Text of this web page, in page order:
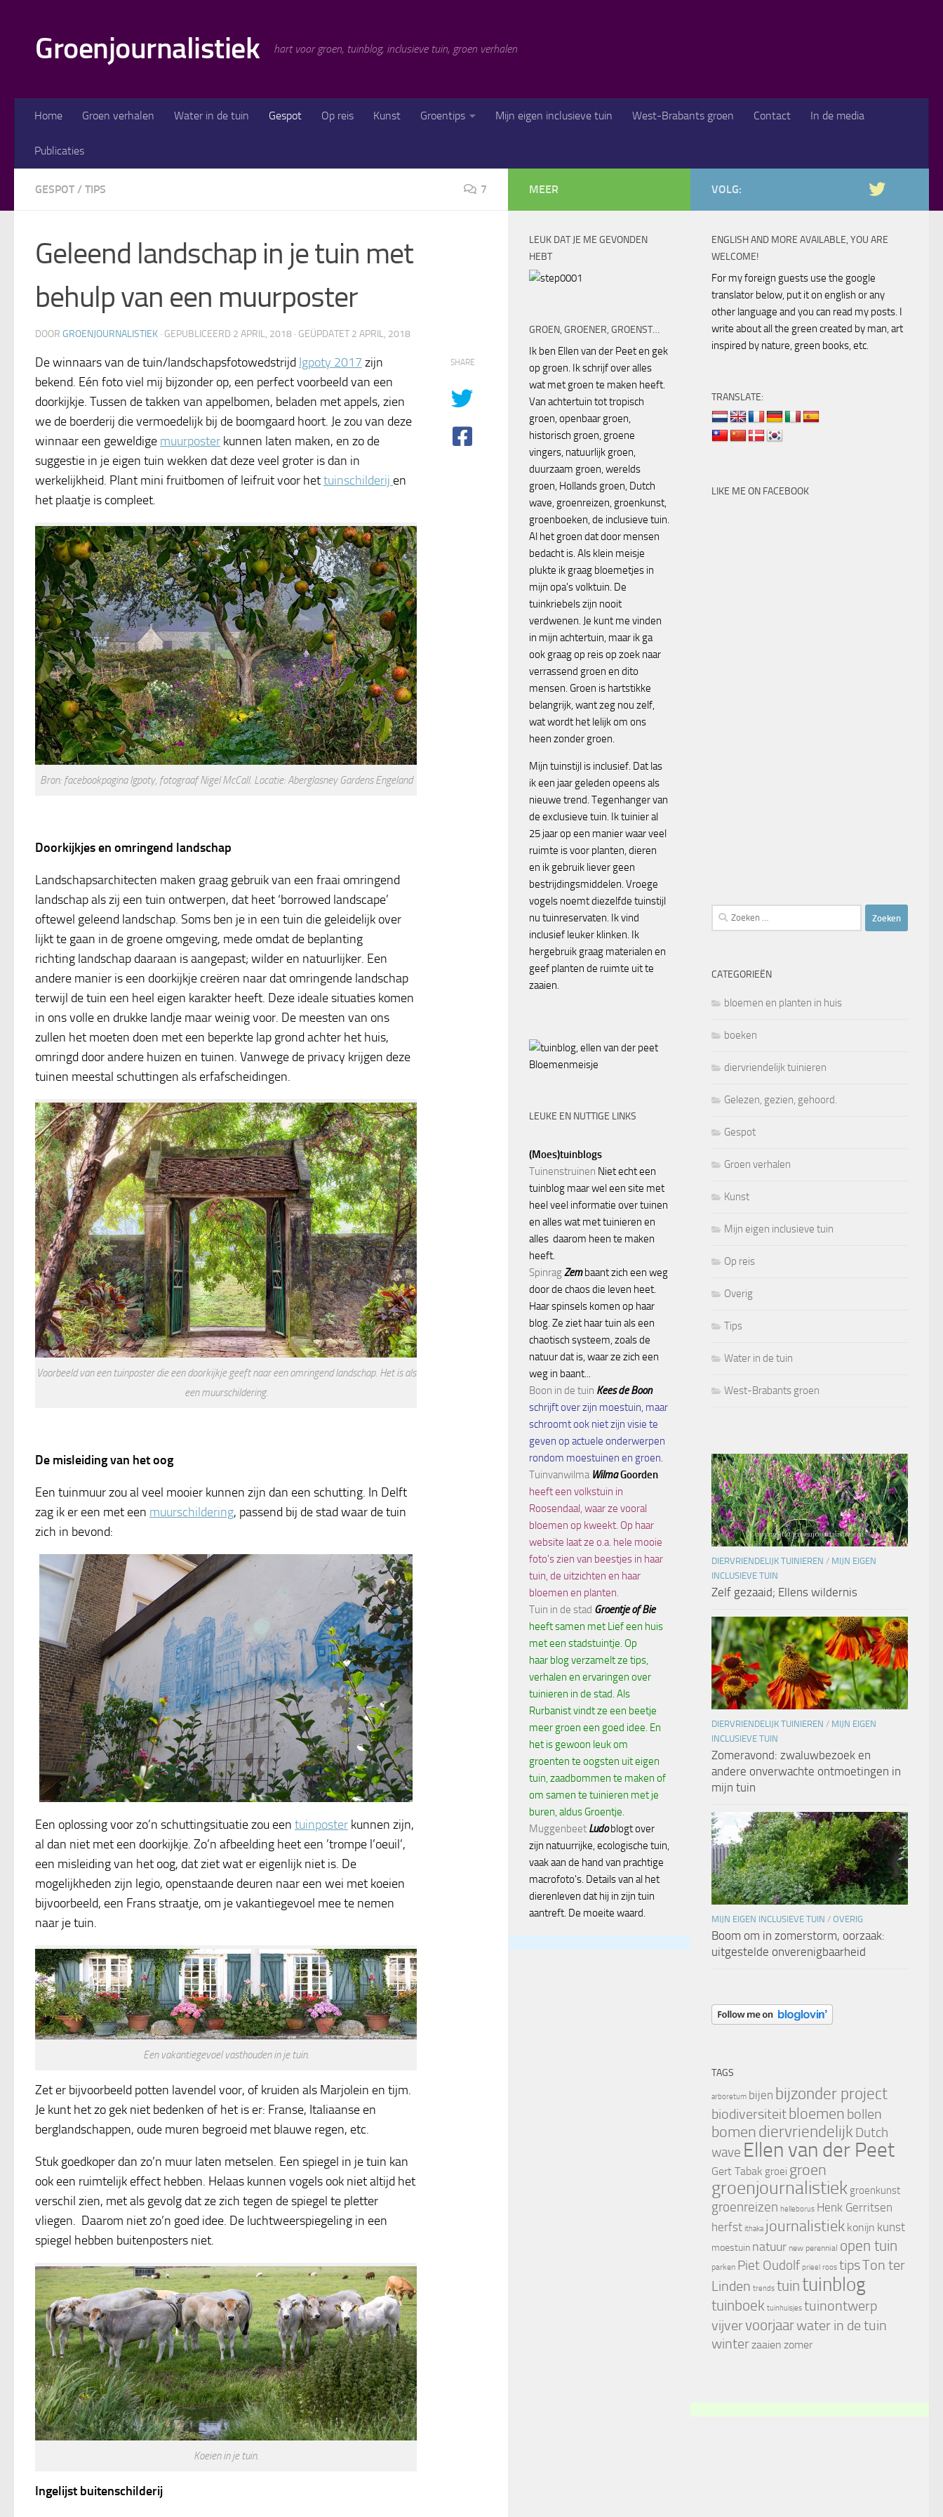
Groenjournalistiek hart voor groen, tuinblog, inclusieve tuin, groen verhalen
Home Groen verhalen Water in de tuin Gespot Op reis Kunst Groentips Mijn eigen inclusieve tuin West-Brabants groen Contact In de media
Publicaties
GESPOT / TIPS 7
Geleend landschap in je tuin met
behulp van een muurposter
DOOR GROENJOURNALISTIEK · GEPUBLICEERD 2 APRIL, 2018 · GEÜPDATET 2 APRIL, 2018
De winnaars van de tuin/landschapsfotowedstrijd Igpoty 2017 zijn
bekend. Eén foto viel mij bijzonder op, een perfect voorbeeld van een
doorkijkje. Tussen de takken van appelbomen, beladen met appels, zien
we de boerderij die vermoedelijk bij de boomgaard hoort. Je zou van deze
winnaar een geweldige muurposter kunnen laten maken, en zo de
suggestie in je eigen tuin wekken dat deze veel groter is dan in
werkelijkheid. Plant mini fruitbomen of leifruit voor hettuinschilderij en
het plaatje is compleet.
Bron: facebookpagina Igpoty, fotograaf Nigel McCall. Locatie: Aberglasney Gardens Engeland
Doorkijkjes en omringend landschap
Landschapsarchitecten maken graag gebruik van een fraai omringend
landschap als zij een tuin ontwerpen, dat heet ‘borrowed landscape’
oftewel geleend landschap. Soms ben je in een tuin die geleidelijk over
lijkt te gaan in de groene omgeving, mede omdat de beplanting
richting landschap daaraan is aangepast; wilder en natuurlijker. Een
andere manier is een doorkijkje creëren naar dat omringende landschap
terwijl de tuin een heel eigen karakter heeft. Deze ideale situaties komen
in ons volle en drukke landje maar weinig voor. De meesten van ons
zullen het moeten doen met een beperkte lap grond achter het huis,
omringd door andere huizen en tuinen. Vanwege de privacy krijgen deze
tuinen meestal schuttingen als erfafscheidingen.
Voorbeeld van een tuinposter die een doorkijkje geeft naar een omringend landschap. Het is als
een muurschildering.
De misleiding van het oog
Een tuinmuur zou al veel mooier kunnen zijn dan een schutting. In Delft
zag ik er een met een muurschildering, passend bij de stad waar de tuin
zich in bevond:
Een oplossing voor zo’n schuttingsituatie zou een tuinposter kunnen zijn,
al dan niet met een doorkijkje. Zo’n afbeelding heet een ’trompe l’oeuil’,
een misleiding van het oog, dat ziet wat er eigenlijk niet is. De
mogelijkheden zijn legio, openstaande deuren naar een wei met koeien
bijvoorbeeld, een Frans straatje, om je vakantiegevoel mee te nemen
naar je tuin.
Een vakantiegevoel vasthouden in je tuin.
Zet er bijvoorbeeld potten lavendel voor, of kruiden als Marjolein en tijm.
Je kunt het zo gek niet bedenken of het is er: Franse, Italiaanse en
berglandschappen, oude muren begroeid met blauwe regen, etc.
Stuk goedkoper dan zo’n muur laten metselen. Een spiegel in je tuin kan
ook een ruimtelijk effect hebben. Helaas kunnen vogels ook niet altijd het
verschil zien, met als gevolg dat ze zich tegen de spiegel te pletter
vliegen. Daarom niet zo’n goed idee. De luchtweerspiegeling in een
spiegel hebben buitenposters niet.
Koeien in je tuin.
Ingelijst buitenschilderij
SHARE
VOLG:
ENGLISH AND MORE AVAILABLE, YOU ARE
WELCOME!
For my foreign guests use the google
translator below, put it on english or any
other language and you can read my posts. I
write about all the green created by man, art
inspired by nature, green books, etc.
TRANSLATE:
LIKE ME ON FACEBOOK
Zoeken
naar:
CATEGORIEËN
bloemen en planten in huis
boeken
diervriendelijk tuinieren
Gelezen, gezien, gehoord.
Gespot
Groen verhalen
Kunst
Mijn eigen inclusieve tuin
Op reis
Overig
Tips
Water in de tuin
West-Brabants groen
DIERVRIENDELIJK TUINIEREN / MIJN EIGEN
INCLUSIEVE TUIN
Zelf gezaaid; Ellens wildernis
DIERVRIENDELIJK TUINIEREN / MIJN EIGEN
INCLUSIEVE TUIN
Zomeravond: zwaluwbezoek en
andere onverwachte ontmoetingen in
mijn tuin
MIJN EIGEN INCLUSIEVE TUIN / OVERIG
Boom om in zomerstorm, oorzaak:
uitgestelde onverenigbaarheid
TAGS
arboretum bijen bijzonder project
biodiversiteitbloemen bollen
bomendiervriendelijk Dutch
wave Ellen van der Peet
Gert Tabak groei groen
groenjournalistiek groenkunst
groenreizen helleborus Henk Gerritsen
herfst ithaka journalistiek konijn kunst
moestuin natuur new perennial open tuin
parken Piet Oudolf prieel roos tipsTon ter
Linden trends tuintuinblog
tuinboek tuinhuisjes tuinontwerp
vijvervoorjaarwater in de tuin
winterzaaien zomer
MEER
LEUK DAT JE ME GEVONDEN
HEBT
GROEN, GROENER, GROENST…
Ik ben Ellen van der Peet en gek
op groen. Ik schrijf over alles
wat met groen te maken heeft.
Van achtertuin tot tropisch
groen, openbaar groen,
historisch groen, groene
vingers, natuurlijk groen,
duurzaam groen, werelds
groen, Hollands groen, Dutch
wave, groenreizen, groenkunst,
groenboeken, de inclusieve tuin.
Al het groen dat door mensen
bedacht is. Als klein meisje
plukte ik graag bloemetjes in
mijn opa's volktuin. De
tuinkriebels zijn nooit
verdwenen. Je kunt me vinden
in mijn achtertuin, maar ik ga
ook graag op reis op zoek naar
verrassend groen en dito
mensen. Groen is hartstikke
belangrijk, want zeg nou zelf,
wat wordt het lelijk om ons
heen zonder groen.
Mijn tuinstijl is inclusief. Dat las
ik een jaar geleden opeens als
nieuwe trend. Tegenhanger van
de exclusieve tuin. Ik tuinier al
25 jaar op een manier waar veel
ruimte is voor planten, dieren
en ik gebruik liever geen
bestrijdingsmiddelen. Vroege
vogels noemt diezelfde tuinstijl
nu tuinreservaten. Ik vind
inclusief leuker klinken. Ik
hergebruik graag materialen en
geef planten de ruimte uit te
zaaien.
Bloemenmeisje
LEUKE EN NUTTIGE LINKS
(Moes)tuinblogs
Tuinenstruinen Niet echt een
tuinblog maar wel een site met
heel veel informatie over tuinen
en alles wat met tuinieren en
alles daarom heen te maken
heeft.
SpinragZem baant zich een weg
door de chaos die leven heet.
Haar spinsels komen op haar
blog. Ze ziet haar tuin als een
chaotisch systeem, zoals de
natuur dat is, waar ze zich een
weg in baant...
Boon in de tuin Kees de Boon
schrijft over zijn moestuin, maar
schroomt ook niet zijn visie te
geven op actuele onderwerpen
rondom moestuinen en groen.
Tuinvanwilma WilmaGoorden
heeft een volkstuin in
Roosendaal, waar ze vooral
bloemen op kweekt. Op haar
website laat ze o.a. hele mooie
foto's zien van beestjes in haar
tuin, de uitzichten en haar
bloemen en planten.
Tuin in de stad Groentje of Bie
heeft samen met Lief een huis
met een stadstuintje. Op
haar blog verzamelt ze tips,
verhalen en ervaringen over
tuinieren in de stad. Als
Rurbanist vindt ze een beetje
meer groen een goed idee. En
het is gewoon leuk om
groenten te oogsten uit eigen
tuin, zaadbommen te maken of
om samen te tuinieren met je
buren, aldus Groentje.
Muggenbeet Ludoblogt over
zijn natuurrijke, ecologische tuin,
vaak aan de hand van prachtige
macrofoto's. Details van al het
dierenleven dat hij in zijn tuin
aantreft. De moeite waard.